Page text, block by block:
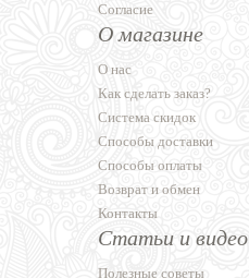
Согласие
О магазине
О нас
Как сделать заказ?
Система скидок
Способы доставки
Способы оплаты
Возврат и обмен
Контакты
Статьи и видео
Полезные советы